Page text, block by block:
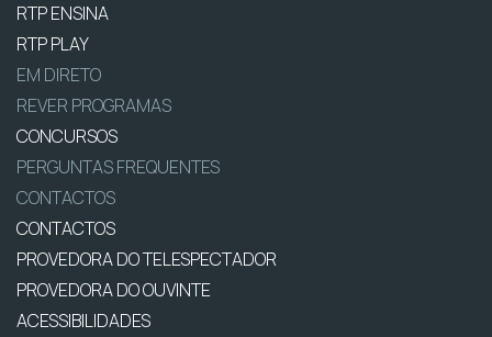
RTP ENSINA
RTP PLAY
EM DIRETO
REVER PROGRAMAS
CONCURSOS
PERGUNTAS FREQUENTES
CONTACTOS
CONTACTOS
PROVEDORA DO TELESPECTADOR
PROVEDORA DO OUVINTE
ACESSIBILIDADES